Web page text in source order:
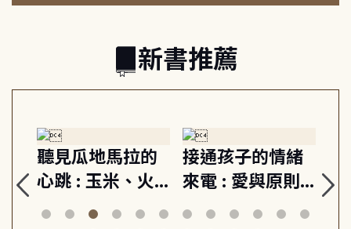
新書推薦
聽見瓜地馬拉的
心跳 : 玉米、火
山與信仰, 外交官
接通孩子的情緒
來電 : 愛與原則,
建立教養的安定
關